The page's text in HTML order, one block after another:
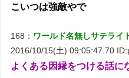
こいつは強敵やで
168： ワールド名無しサテライ
2016/10/15(土) 09:05:47.70
よくある因縁をつける話に